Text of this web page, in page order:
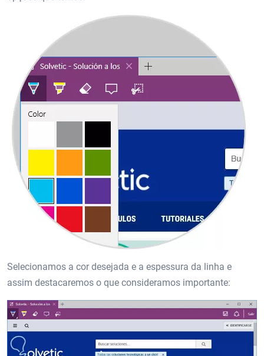
Selecionamos a cor desejada e a espessura da linha e
assim destacaremos o que consideramos importante: